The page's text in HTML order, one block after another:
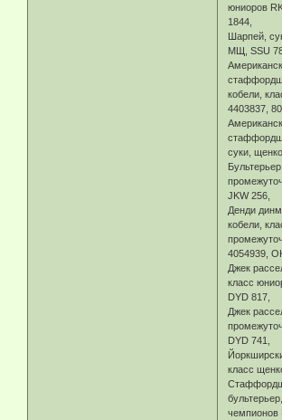
юниоров
1844,
Шарпей,
МЩ, SSU
кобели,
4403837,
суки,
JKW 256,
Денди
кобели,
4054939,
Джек
класс
DYD 817,
Джек
DYD 741,
класс
чемпионов